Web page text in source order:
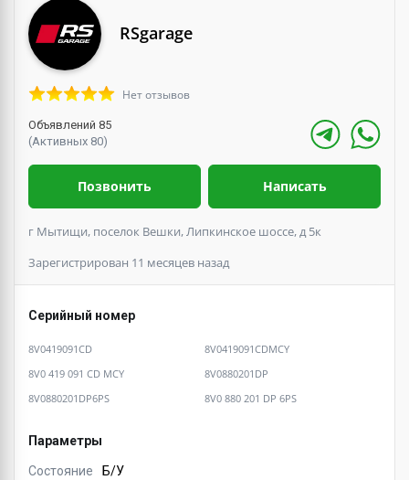
RSgarage
Нет отзывов
Объявлений 85
(Активных 80)
Позвонить Написать
г Мытищи, поселок Вешки, Липкинское шоссе, д 5к
Зарегистрирован 11 месяцев назад
Серийный номер
8V0419091CD
8V0419091CDMCY
8V0 419 091 CD MCY
8V0880201DP
8V0880201DP6PS
8V0 880 201 DP 6PS
Параметры
Состояние
Б/У